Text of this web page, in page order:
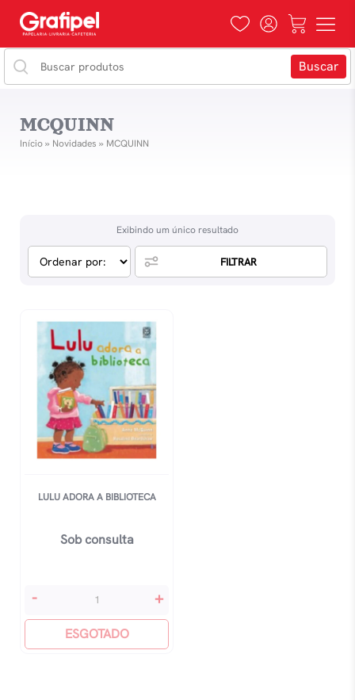
MCQUINN
Início» Novidades » MCQUINN
Exibindo um único resultado
FILTRAR
LULU ADORA A BIBLIOTECA
Sob consulta
Lulu
Biblioteca
- +
ESGOTADO